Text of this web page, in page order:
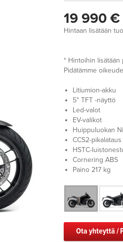
19 990 €
Hintaan lisätään
* Hintoihin lisätään
Pidätämme
Litiumion-akku
5" TFT -näyttö
Led-valot
EV-valikot
Huippuluokan
CCS2-
HSTC-
Cornering ABS
Paino 217 kg
Ota yhteyttä /